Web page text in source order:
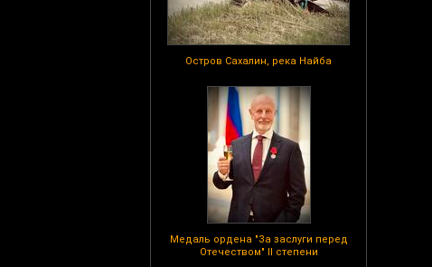
Остров Сахалин, река Найба
Медаль ордена "За заслуги перед
Отечеством" II степени